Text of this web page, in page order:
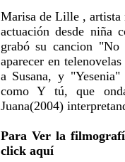
Marisa de Lille , artista
actuación desde niña
grabó su cancion
aparecer en
a Susana, y
como Y tú, que
Juana(2004)
Para Ver la
click aquí